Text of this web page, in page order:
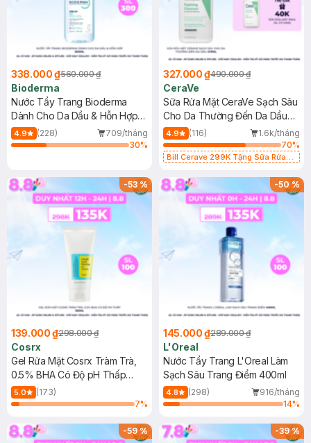
338.000 ₫560.000 ₫
Bioderma
Nước Tẩy Trang Bioderma
Dành Cho Da Dầu & Hỗn Hợp
500ml
4.9 (228)
709/tháng
30%
327.000 ₫490.000 ₫
CeraVe
Sữa Rửa Mặt CeraVe Sạch Sâu
Cho Da Thường Đến Da Dầu
473ml
4.9 (116)
1.6k/tháng
70%
Bill Cerave 299K Tặng Sữa Rửa
-53%
139.000 ₫298.000 ₫
Cosrx
Gel Rửa Mặt Cosrx Tràm Trà,
0.5% BHA Có Độ pH Thấp
150ml
5.0
(173)
7%
-50%
145.000 ₫289.000 ₫
L'Oreal
Nước Tẩy Trang L'Oreal Làm
Sạch Sâu Trang Điểm 400ml
4.8 (298)
916/tháng
14%
-59% -39%